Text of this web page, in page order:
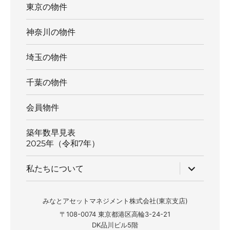
東京の物件
神奈川の物件
埼玉の物件
千葉の物件
会員物件
築年数早見表
2025年（令和7年）
私たちについて
ブ
メ
ュ
ー
みなとアセットマネジメント株式会社(東京支店)
〒108-0074 東京都港区高輪3-24-21
DK品川ビル5階